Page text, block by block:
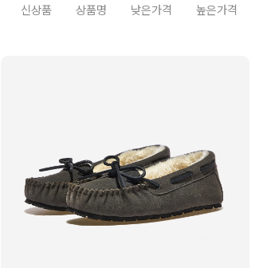
신상품 상품명 낮은가격 높은가격